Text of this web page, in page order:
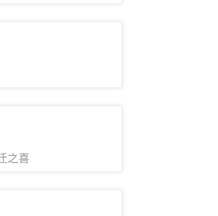
之喜